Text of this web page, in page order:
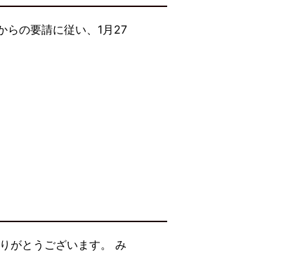
らの要請に従い、1月27
がとうございます。 み